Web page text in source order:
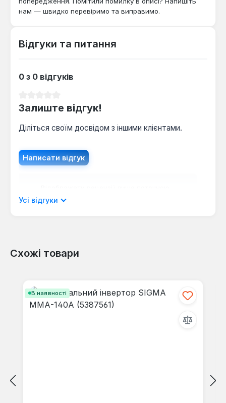
нам — швидко перевіримо та виправимо.
Відгуки та питання
0 з 0 відгуків
Залиште відгук!
Діліться своїм досвідом з іншими клієнтами.
Написати відгук
мовою.
Відгуків не знайдено. Поділіться
Усі відгуки
Схожі товари
В наявності